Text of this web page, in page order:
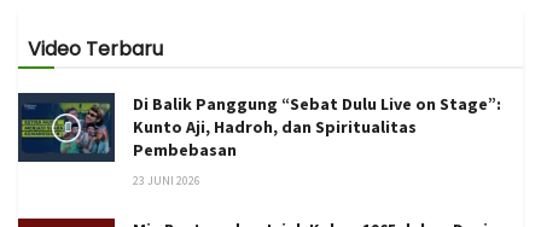
Video Terbaru
Di Balik Panggung “Sebat Dulu Live on Stage”:
Kunto Aji, Hadroh, dan Spiritualitas
Pembebasan
23 JUNI 2026